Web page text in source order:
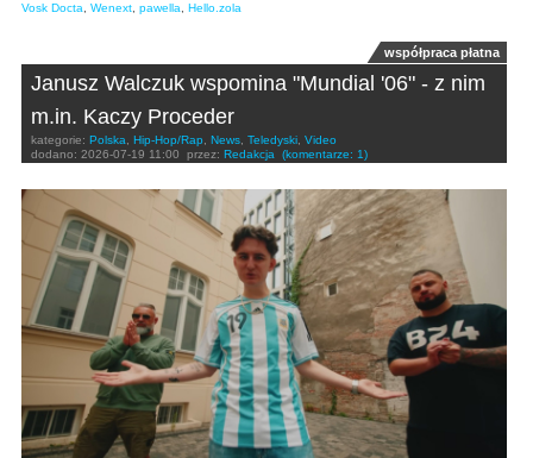
Vosk Docta, Wenext, pawella, Hello.zola
współpraca płatna
Janusz Walczuk wspomina "Mundial '06" - z nim
m.in. Kaczy Proceder
kategorie: Polska, Hip-Hop/Rap, News, Teledyski, Video
dodano: 2026-07-19 11:00 przez: Redakcja (komentarze: 1)